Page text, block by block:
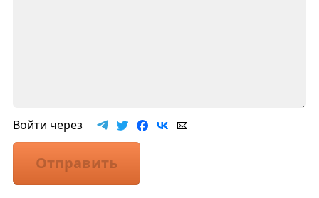
Войти через
Отправить